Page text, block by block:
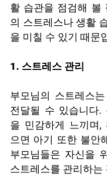
활 습관을 점검해 볼
의 스트레스나 생활
을 미칠 수 있기 때문
1. 스트레스 관리
부모님의 스트레스
전달될 수 있습니다.
을 민감하게 느끼며,
으면 아기 또한 불안
부모님들은 자신을
스트레스를 관리하는